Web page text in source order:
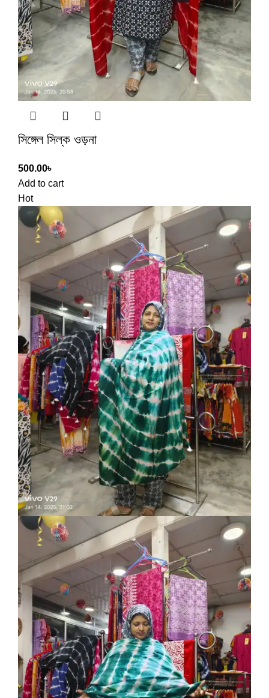
সিঙ্গেল সিল্ক ওড়না
500.00৳
Add to cart
Hot